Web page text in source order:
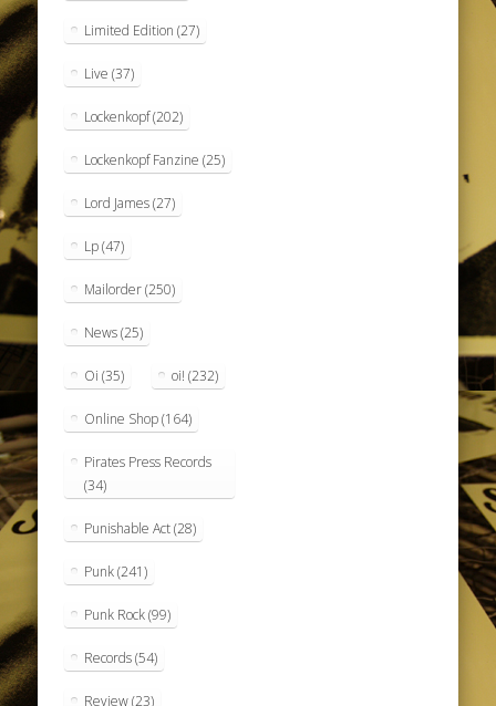
Limited Edition (27)
Live (37)
Lockenkopf(202)
Lockenkopf Fanzine (25)
Lord James(27)
Lp(47)
Mailorder(250)
News(25)
Oi (35) oi! (232)
Online Shop(164)
Pirates Press Records
(34)
Punishable Act(28)
Punk(241)
Punk Rock(99)
Records(54)
Review(23)